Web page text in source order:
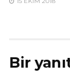
Bir